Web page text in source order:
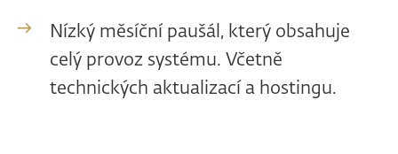
Nízký měsíční paušál, který obsahuje
celý provoz systému. Včetně
technických aktualizací a hostingu.